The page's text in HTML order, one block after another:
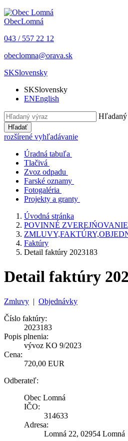
ObecLomná
043 / 557 22 12
obeclomna@orava.sk
SKSlovensky
SKSlovensky
ENEnglish
Hľadaný
Hľadať
rozšírené vyhľadávanie
Úradná tabuľa
Tlačivá
Zvoz odpadu
Farské oznamy
Fotogaléria
Projekty a granty
Úvodná stránka
POVINNÉ ZVEREJŃOVANIE
Faktúry
Detail faktúry 2023183
Detail faktúry
Zmluvy | Objednávky
Číslo faktúry:
2023183
Popis plnenia:
vývoz KO 9/2023
Cena:
720,00 EUR
Odberateľ:
Obec Lomná
IČO:
314633
Adresa:
Lomná 22, 02954 Lomná